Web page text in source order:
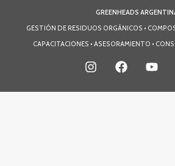
GREENHEADS
GESTIÓN DE RESIDUOS ORGÁNICOS •
CAPACITACIONES • ASESORAMIENTO •